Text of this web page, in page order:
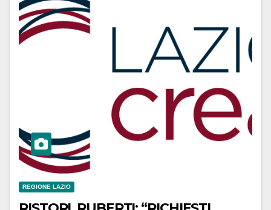
REGIONE LAZIO